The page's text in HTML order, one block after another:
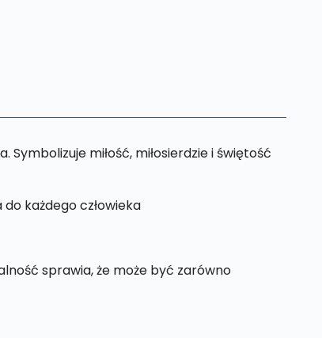
miłość, miłosierdzie i świętość
każdego człowieka
sprawia, że może być zarówno